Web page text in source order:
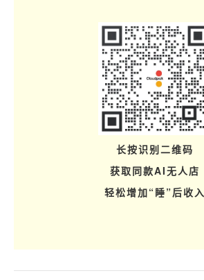
长按识别二维码
获取同款AI无人店
轻松增加“睡”后收入